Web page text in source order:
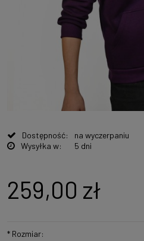
Dostępność:
na wyczerpaniu
Wysyłka w:
5 dni
259,00 zł
* Rozmiar: